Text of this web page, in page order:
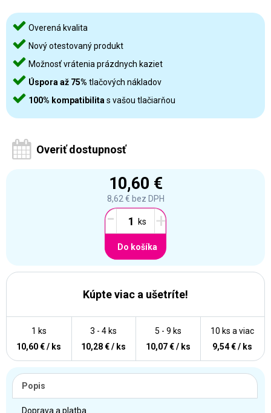
Overená kvalita
Nový otestovaný produkt
Možnosť vrátenia prázdnych kaziet
Úspora až 75% tlačových nákladov
100% kompatibilita s vašou tlačiarňou
Overiť dostupnosť
10,60 €
8,62 € bez DPH
- +
Do košíka
Kúpte viac a ušetríte!
10 ks a viac
9,54 € / ks
5 - 9 ks
10,07 € / ks
3 - 4 ks
10,28 € / ks
1 ks
10,60 € / ks
Popis
Doprava a platba